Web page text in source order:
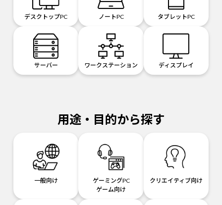
デスクトップPC ノートPC タブレットPC
サーバー ワークステーション ディスプレイ
用途・目的から探す
一般向け
ゲーミングPC
ゲーム向け
クリエイティブ向け